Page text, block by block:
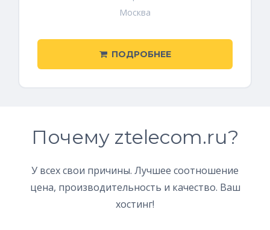
Москва
ПОДРОБНЕЕ
Почему ztelecom.ru?
У всех свои причины. Лучшее соотношение
цена, производительность и качество. Ваш
хостинг!